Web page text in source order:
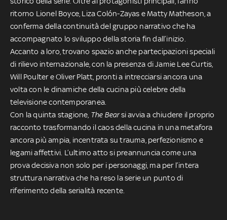
ritorno Lionel Boyce, Liza Colón-Zayas e Matty Matheson, a
conferma della continuità del gruppo narrativo che ha
accompagnato lo sviluppo della storia fin dall’inizio.
Accanto a loro, trovano spazio anche partecipazioni speciali
di rilievo internazionale, con la presenza di Jamie Lee Curtis,
Will Poulter e Oliver Platt, pronti a intrecciarsi ancora una
volta con le dinamiche della cucina più celebre della
televisione contemporanea.
Con la quinta stagione, The Bearsi avvia a chiudere il proprio
racconto trasformando il caos della cucina in una metafora
ancora più ampia, incentrata su trauma, perfezionismo e
legami affettivi. L’ultimo atto si preannuncia come una
prova decisiva non solo per i personaggi, ma per l’intera
struttura narrativa che ha reso la serie un punto di
riferimento della serialità recente.